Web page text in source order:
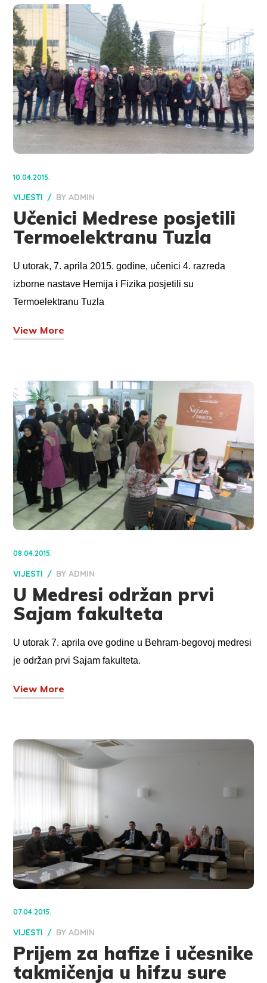
10.04.2015.
VIJESTI BYADMIN
Učenici Medrese posjetili
Termoelektranu Tuzla
U utorak, 7. aprila 2015. godine, učenici 4. razreda
izborne nastave Hemija i Fizika posjetili su
Termoelektranu Tuzla
View More
08.04.2015.
VIJESTI BYADMIN
U Medresi održan prvi
Sajam fakulteta
U utorak 7. aprila ove godine u Behram-begovoj medresi
je održan prvi Sajam fakulteta.
View More
07.04.2015.
VIJESTI BYADMIN
Prijem za hafize i učesnike
takmičenja u hifzu sure